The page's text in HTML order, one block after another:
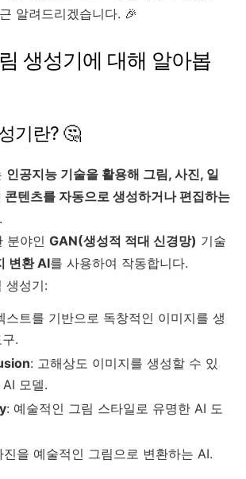
알려드리겠습니다. 🎉
생성기에 대해 알아봅
기란? 🤔
인공지능 기술을 활용해 그림, 사진, 일
콘텐츠를 자동으로 생성하거나 편집하는
분야인 GAN(생성적 적대 신경망) 기술
변환 AI를 사용하여 작동합니다.
생성기:
스트를 기반으로 독창적인 이미지를 생
.
: 고해상도 이미지를 생성할 수 있
모델.
: 예술적인 그림 스타일로 유명한 AI 도
진을 예술적인 그림으로 변환하는 AI.